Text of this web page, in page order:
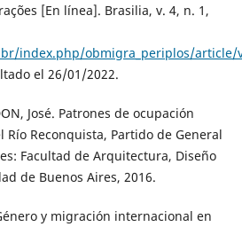
[En línea]. Brasilia, v. 4, n. 1,
index.php/obmigra_periplos/article/
el 26/01/2022.
José. Patrones de ocupación
Río Reconquista, Partido de General
Facultad de Arquitectura, Diseño
de Buenos Aires, 2016.
y migración internacional en